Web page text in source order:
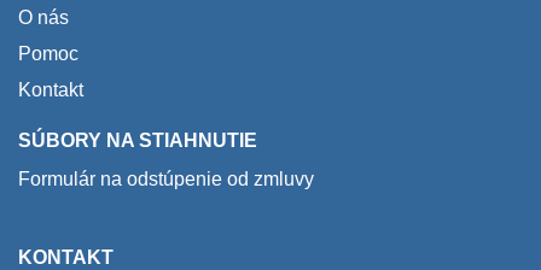
O nás
Pomoc
Kontakt
SÚBORY NA STIAHNUTIE
Formulár na odstúpenie od zmluvy
KONTAKT